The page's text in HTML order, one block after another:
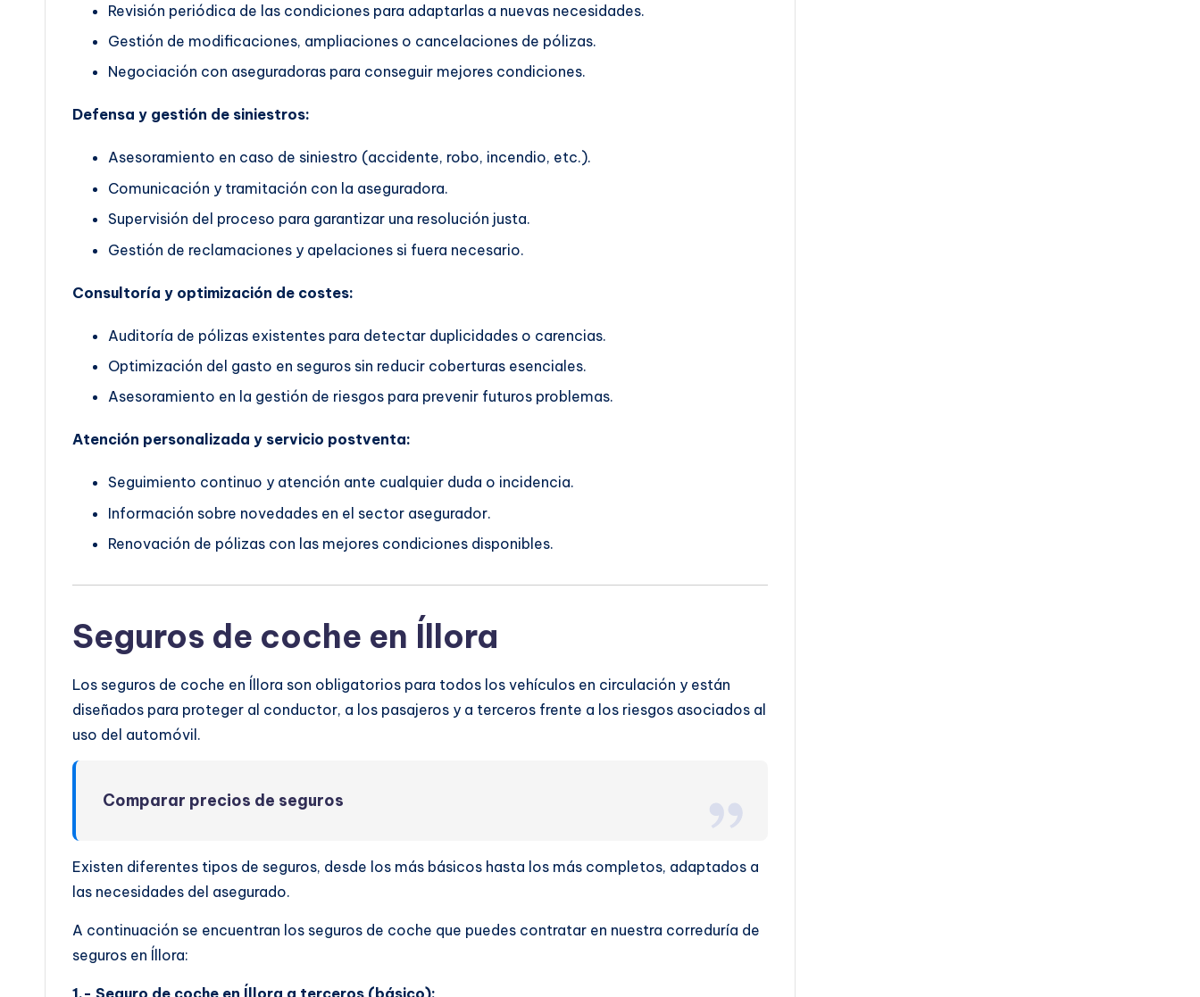
Revisión periódica de las condiciones para adaptarlas a nuevas necesidades.
Gestión de modificaciones, ampliaciones o cancelaciones de pólizas.
Negociación con aseguradoras para conseguir mejores condiciones.
Defensa y gestión de siniestros:
Asesoramiento en caso de siniestro (accidente, robo, incendio, etc.).
Comunicación y tramitación con la aseguradora.
Supervisión del proceso para garantizar una resolución justa.
Gestión de reclamaciones y apelaciones si fuera necesario.
Consultoría y optimización de costes:
Auditoría de pólizas existentes para detectar duplicidades o carencias.
Optimización del gasto en seguros sin reducir coberturas esenciales.
Asesoramiento en la gestión de riesgos para prevenir futuros problemas.
Atención personalizada y servicio postventa:
Seguimiento continuo y atención ante cualquier duda o incidencia.
Información sobre novedades en el sector asegurador.
Renovación de pólizas con las mejores condiciones disponibles.
Seguros de coche en Íllora
Los seguros de coche en Íllora son obligatorios para todos los vehículos en circulación y están
diseñados para proteger al conductor, a los pasajeros y a terceros frente a los riesgos asociados al
uso del automóvil.
Comparar precios de seguros
Existen diferentes tipos de seguros, desde los más básicos hasta los más completos, adaptados a
las necesidades del asegurado.
A continuación se encuentran los seguros de coche que puedes contratar en nuestra correduría de
seguros en Íllora: